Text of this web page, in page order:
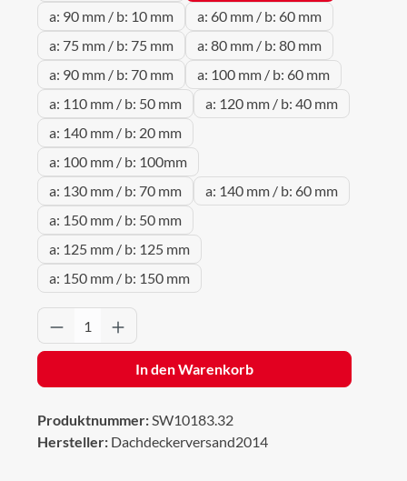
a: 90 mm / b: 10 mm
a: 60 mm / b: 60 mm
a: 75 mm / b: 75 mm
a: 80 mm / b: 80 mm
a: 90 mm / b: 70 mm
a: 100 mm / b: 60 mm
a: 110 mm / b: 50 mm
a: 120 mm / b: 40 mm
a: 140 mm / b: 20 mm
a: 100 mm / b: 100mm
a: 130 mm / b: 70 mm
a: 140 mm / b: 60 mm
a: 150 mm / b: 50 mm
a: 125 mm / b: 125 mm
a: 150 mm / b: 150 mm
Produkt Anzahl: Gib den gewünschten
In den Warenkorb
Produktnummer:SW10183.32
Hersteller: Dachdeckerversand2014